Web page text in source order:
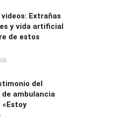
Extrañas
y vida artificial
de estos
del
ambulancia
«Estoy